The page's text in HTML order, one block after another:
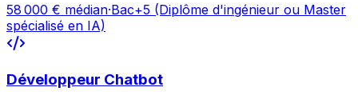
58 000 € médian·Bac+5 (Diplôme d'ingénieur ou Master
spécialisé en IA)
Développeur Chatbot